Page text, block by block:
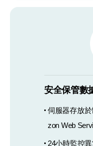
安全保管數
伺服器存放
zon Web
24小時監控